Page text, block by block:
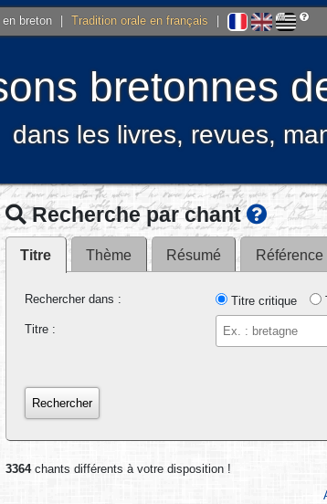
breton Tradition orale en français
bretonnes
dans les livres, revues,
Recherche par chant
Titre Thème Résumé
Rechercher dans : Titre critique
Titre :
3364chants différents à votre disposition !